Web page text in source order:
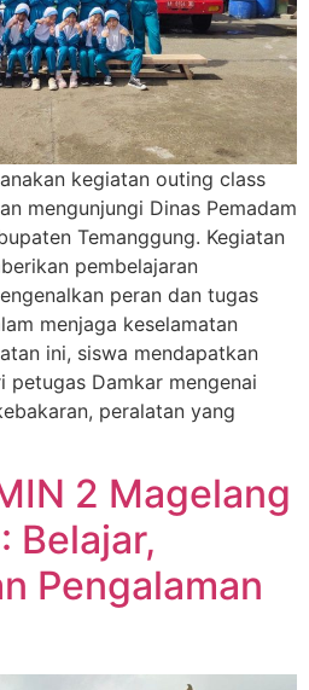
kegiatan outing class
mengunjungi Dinas Pemadam
Temanggung. Kegiatan
pembelajaran
peran dan tugas
menjaga keselamatan
ini, siswa mendapatkan
petugas Damkar mengenai
peralatan yang
2 Magelang
Belajar,
Pengalaman